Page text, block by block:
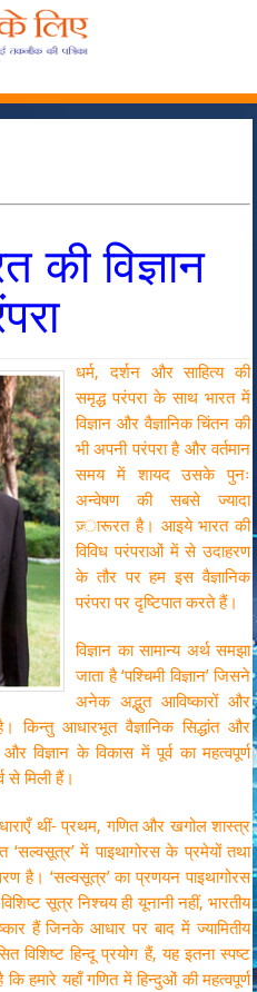
की विज्ञान
धर्म, दर्शन और साहित्य की
समृद्ध परंपरा के साथ भारत में
विज्ञान और वैज्ञानिक चिंतन की
भी अपनी परंपरा है और वर्तमान
समय में शायद उसके पुनः
अन्वेषण की सबसे ज्यादा
ज़्ारूरत है। आइये भारत की
विविध परंपराओं में से उदाहरण
के तौर पर हम इस वैज्ञानिक
परंपरा पर दृष्टिपात करते हैं।
विज्ञान का सामान्य अर्थ समझा
जाता है ‘पश्चिमी विज्ञान’ जिसने
अनेक अद्भुत आविष्कारों और
किन्तु आधारभूत वैज्ञानिक सिद्धांत और
विज्ञान के विकास में पूर्व का महत्वपूर्ण
से मिली हैं।
थीं- प्रथम, गणित और खगोल शास्त्र
‘सल्वसूत्र’ में पाइथागोरस के प्रमेयों तथा
है। ‘सल्वसूत्र’ का प्रणयन पाइथागोरस
सूत्र निश्चय ही यूनानी नहीं, भारतीय
हैं जिनके आधार पर बाद में ज्यामितीय
विशिष्ट हिन्दू प्रयोग हैं, यह इतना स्पष्ट
हमारे यहाँ गणित में हिन्दुओं की महत्वपूर्ण